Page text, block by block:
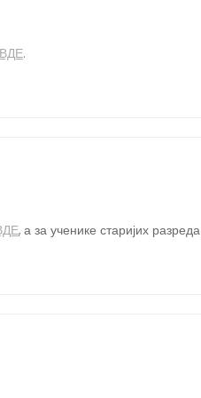
.
, а за ученике старијих разреда